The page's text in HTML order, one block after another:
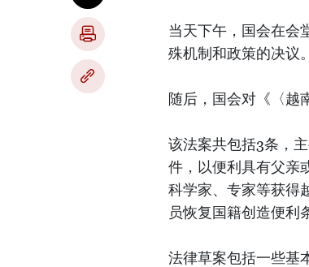
当天下午，国会在会
殊机制和政策的决议。
随后，国会对《〈越
该法案共包括3条，
件，以便利具有父亲
科学家、专家等获得
员恢复国籍创造便利
法律草案包括一些基